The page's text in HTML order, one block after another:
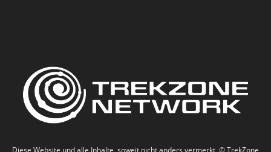
Diese Website und alle Inhalte, soweit nicht anders vermerkt, © TrekZone